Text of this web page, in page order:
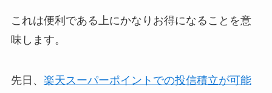
これは便利である上にかなりお得になることを意
味します。
先日、 楽天スーパーポイントでの投信積立が可能